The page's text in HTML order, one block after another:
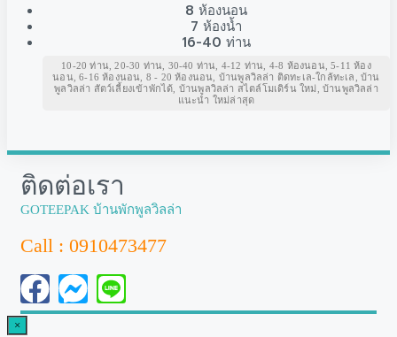
8 ห้องนอน
7 ห้องน้ำ
16-40 ท่าน
10-20 ท่าน, 20-30 ท่าน, 30-40 ท่าน, 4-12 ท่าน, 4-8 ห้องนอน, 5-11 ห้อง
นอน, 6-16 ห้องนอน, 8 - 20 ห้องนอน, บ้านพูลวิลล่า ติดทะเล-ใกล้ทะเล, บ้าน
พูลวิลล่า สัตว์เลี้ยงเข้าพักได้, บ้านพูลวิลล่า สไตล์โมเดิร์น ใหม่, บ้านพูลวิลล่า
แนะนำ ใหม่ล่าสุด
ติดต่อเรา
GOTEEPAK บ้านพักพูลวิลล่า
Call : 0910473477
×